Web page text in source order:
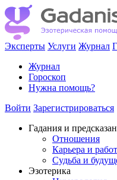
Эксперты Услуги Журнал
Журнал
Гороскоп
Нужна помощь?
Войти Зарегистрироваться
Гадания и
Отношения
Карьера и
Cудьба и
Эзотерика